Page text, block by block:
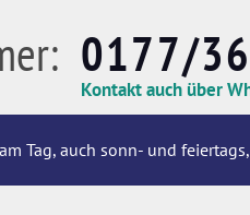
0177/
Kontakt auch über
Tag, auch sonn- und feiertags,